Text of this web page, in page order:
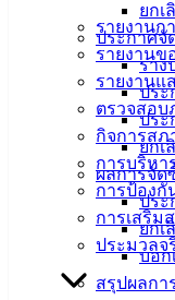
ยกเ
ประกาศจั
ร่าง
ประ
ประ
ยกเ
ผลการจัด
ประ
ยกเ
บอก
สรุปผลกา
รายงานก
รายงานข
รายงานแ
ตรวจสอบ
กิจการสภ
การบริหา
การป้องกั
การเสริม
ประมวลจ
อ่างศิลา 90/338
อ.เมือง จ.ชลบุรี